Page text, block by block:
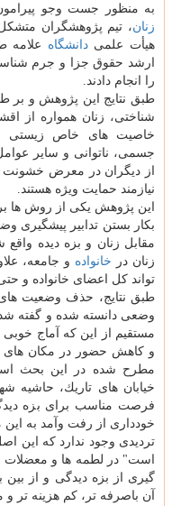
به منظور جست وجو
زنان، تیم پژوهشگران
هیأت علمیدانشگاه علامه
ارشد حقوق جزا و جرم
را انجام دادند.
طبق نتایج این پژوهش و بر
شناختی، زنان همواره از
خاصیت های خاص زیستی
جسمی، ناتوانی و سایر
از دیگران در معرض خشونت
نیازمند حمایت ویژه هستند.
این پژوهش یكی از روش ها
بكار بستن تدابیر پیشگیری
مقابل زنان و بزه دیده
زنان در خانواده و جامعه،
تواند كل اعضای خانواده و
طبق نتایج، حذف وضعیت
وضعی دانسته شده و گفته
مستقیم از این كه آماج
و كاهش حضور در مكان
مطرح شده در این بحث
خیابان های تاریك، حاشیه
فرصت مناسب برای بزه
خودداری از رفت وآمد به
تردیدی وجود ندارد كه این
است" در لطمه ها و معضلات
گیری از بزه دیدگی و از
آن باصرفه تر، كم هزینه تر و